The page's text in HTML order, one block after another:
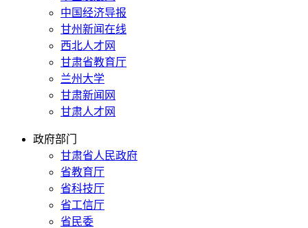
中国经济导报
甘州新闻在线
西北人才网
甘肃省教育厅
兰州大学
甘肃新闻网
甘肃人才网
政府部门
甘肃省人民政府
省教育厅
省科技厅
省工信厅
省民委